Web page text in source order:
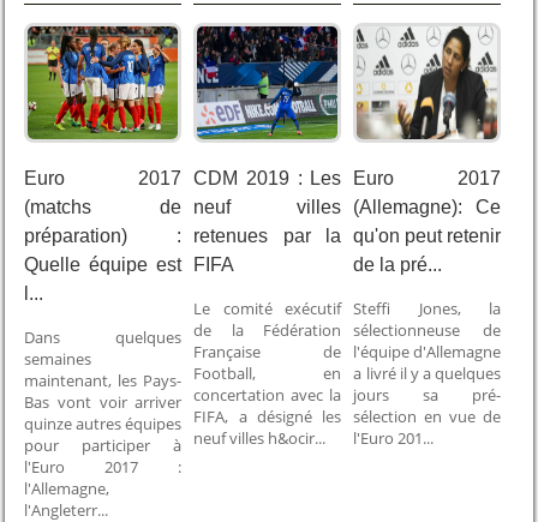
Euro 2017
(matchs de
préparation) :
Quelle équipe est
l...
Dans quelques
semaines
maintenant, les Pays-
Bas vont voir arriver
quinze autres équipes
pour participer à
l'Euro 2017 :
l'Allemagne,
l'Angleterr...
CDM 2019 : Les
neuf villes
retenues par la
FIFA
Le comité exécutif
de la Fédération
Française de
Football, en
concertation avec la
FIFA, a désigné les
neuf villes h&ocir...
Euro 2017
(Allemagne): Ce
qu'on peut retenir
de la pré...
Steffi Jones, la
sélectionneuse de
l'équipe d'Allemagne
a livré il y a quelques
jours sa pré-
sélection en vue de
l'Euro 201...